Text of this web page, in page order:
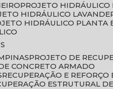
PROJETO
HIDRÁULICO
HIDRÁULICO PLANTA
PROJETO DE
CONCRETO ARMADO
RECUPERAÇÃO E
ESTRUTURAL